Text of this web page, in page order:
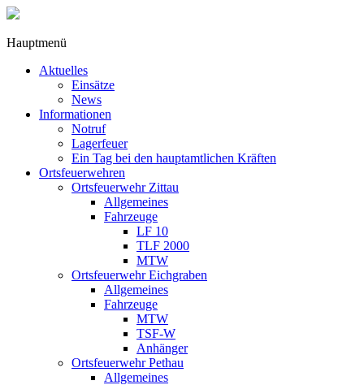
Hauptmenü
Aktuelles
Einsätze
News
Informationen
Notruf
Lagerfeuer
Ein Tag bei den hauptamtlichen Kräften
Ortsfeuerwehren
Ortsfeuerwehr Zittau
Allgemeines
Fahrzeuge
LF 10
TLF 2000
MTW
Ortsfeuerwehr Eichgraben
Allgemeines
Fahrzeuge
MTW
TSF-W
Anhänger
Ortsfeuerwehr Pethau
Allgemeines